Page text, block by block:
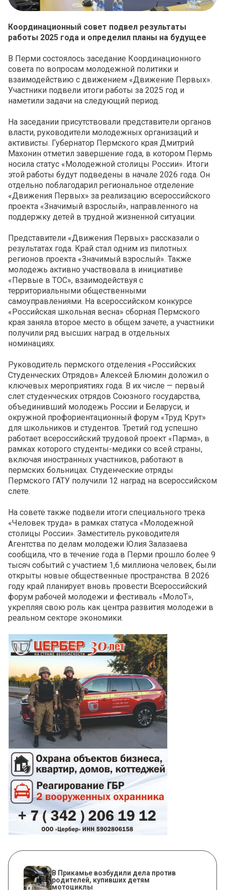
Координационный совет подвел результаты
работы 2025 года и определил планы на будущее
В Перми состоялось заседание Координационного
совета по вопросам молодежной политики и
взаимодействию с движением «Движение Первых».
Участники подвели итоги работы за 2025 год и
наметили задачи на следующий период.
На заседании присутствовали представители органов
власти, руководители молодежных организаций и
активисты. Губернатор Пермского края Дмитрий
Махонин отметил завершение года, в котором Пермь
носила статус «Молодежной столицы России». Итоги
этой работы будут подведены в начале 2026 года. Он
отдельно поблагодарил региональное отделение
«Движения Первых» за реализацию всероссийского
проекта «Значимый взрослый», направленного на
поддержку детей в трудной жизненной ситуации.
Представители «Движения Первых» рассказали о
результатах года. Край стал одним из пилотных
регионов проекта «Значимый взрослый». Также
молодежь активно участвовала в инициативе
«Первые в ТОС», взаимодействуя с
территориальными общественными
самоуправлениями. На всероссийском конкурсе
«Российская школьная весна» сборная Пермского
края заняла второе место в общем зачете, а участники
получили ряд высших наград в отдельных
номинациях.
Руководитель пермского отделения «Российских
Студенческих Отрядов» Алексей Блюмин доложил о
ключевых мероприятиях года. В их числе — первый
слет студенческих отрядов Союзного государства,
объединивший молодежь России и Беларуси, и
окружной профориентационный форум «Труд Крут»
для школьников и студентов. Третий год успешно
работает всероссийский трудовой проект «Парма», в
рамках которого студенты-медики со всей страны,
включая иностранных участников, работают в
пермских больницах. Студенческие отряды
Пермского ГАТУ получили 12 наград на всероссийском
слете.
На совете также подвели итоги специального трека
«Человек труда» в рамках статуса «Молодежной
столицы России». Заместитель руководителя
Агентства по делам молодежи Юлия Залазаева
сообщила, что в течение года в Перми прошло более 9
тысяч событий с участием 1,6 миллиона человек, были
открыты новые общественные пространства. В 2026
году край планирует вновь провести Всероссийский
форум рабочей молодежи и фестиваль «МолоТ»,
укрепляя свою роль как центра развития молодежи в
реальном секторе экономики.
В Прикамье возбудили дела против
родителей, купивших детям
мотоциклы